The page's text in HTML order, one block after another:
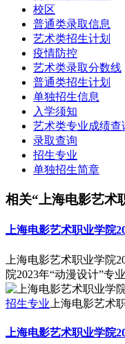
校区
普通类录取信息
艺术类招生计划
疫情防控
艺术类录取分数线
普通类招生计划
单独招生信息
入学须知
艺术类专业成绩查
录取查询
招生专业
单独招生简章
相关“上海电影艺术
上海电影艺术职业学院
上海电影艺术职业学院
院2023年“动漫设计”专
招生专业 上海电影艺术
上海电影艺术职业学院